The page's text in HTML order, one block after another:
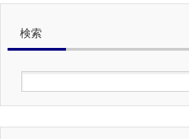
検索